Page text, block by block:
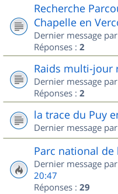
Recherche
Chapelle en
Dernier message par
Réponses : 2
Raids multi-jour
Dernier message par
Réponses : 2
la trace du Puy
Dernier message par
Parc national
Dernier message par
20:47
Réponses : 29